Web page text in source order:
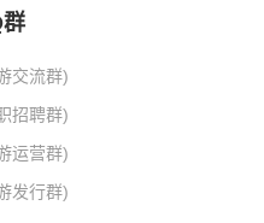
交流群)
招聘群)
运营群)
发行群)